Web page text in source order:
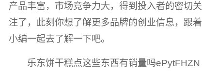
产品丰富，市场竞争力大，得到投入者的密切关
注了，此刻你想了解更多品牌的创业信息，跟着
小编一起去了解一下吧。
乐东饼干糕点这些东西有销量吗ePytFHZN